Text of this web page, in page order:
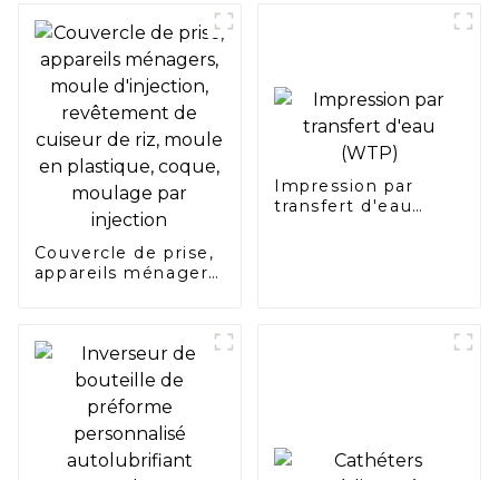
Couvercle de prise,
appareils ménagers,
moule en plastique,
coque, moulage par
injection
Impression par
transfert d'eau